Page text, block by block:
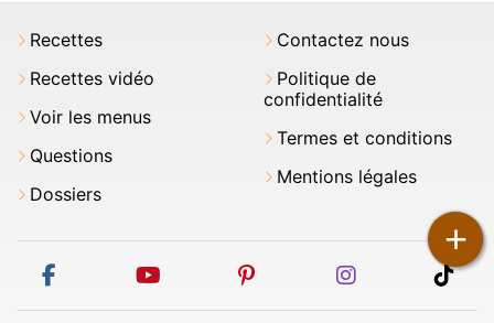
+
Recettes
Recettes vidéo
Voir les menus
Questions
Dossiers
Contactez nous
Politique de
confidentialité
Termes et conditions
Mentions légales
facebook youtube pinterest instagram